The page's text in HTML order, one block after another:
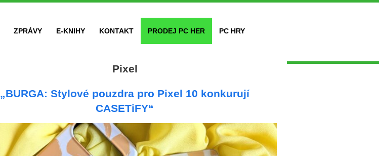
ZPRÁVY E-KNIHY KONTAKT PRODEJ PC HER PC HRY
Pixel
„BURGA: Stylové pouzdra pro Pixel 10 konkurují
CASETiFY“